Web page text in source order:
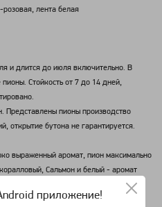
лента белая
и длится до июля включительно. В
Стойкость от 7 до 14 дней,
Представлены пионы производство
открытие бутона не гарантируется.
выраженный аромат, пион максимально
Сальмон и белый - аромат
еле ощутимым ароматом.
приложение!